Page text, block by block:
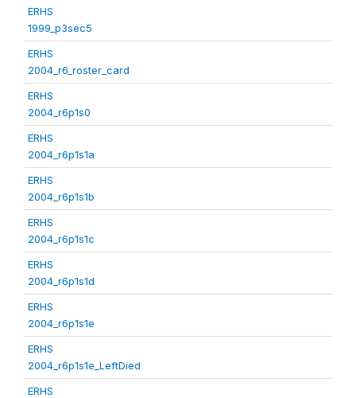
ERHS
1999_p3sec5
ERHS
2004_r6_roster_card
ERHS
2004_r6p1s0
ERHS
2004_r6p1s1a
ERHS
2004_r6p1s1b
ERHS
2004_r6p1s1c
ERHS
2004_r6p1s1d
ERHS
2004_r6p1s1e
ERHS
2004_r6p1s1e_LeftDied
ERHS